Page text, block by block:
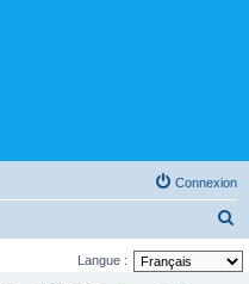
Connexion
c
Langue :